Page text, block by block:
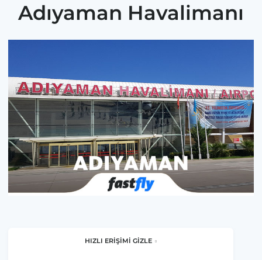
Adıyaman Havalimanı
HIZLI ERİŞİMİ GİZLE